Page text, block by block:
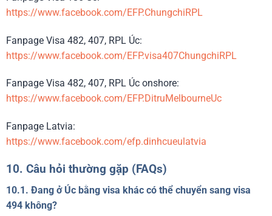
https://www.facebook.com/EFP.ChungchiRPL
Fanpage Visa 482, 407, RPL Úc:
https://www.facebook.com/EFP.visa407ChungchiRPL
Fanpage Visa 482, 407, RPL Úc onshore:
https://www.facebook.com/EFP.DitruMelbourneUc
Fanpage Latvia:
https://www.facebook.com/efp.dinhcueulatvia
10. Câu hỏi thường gặp (FAQs)
10.1. Đang ở Úc bằng visa khác có thể chuyển sang visa
494 không?